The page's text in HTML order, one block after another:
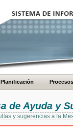
Planificación Procesos
de Ayuda y
y sugerencias a la